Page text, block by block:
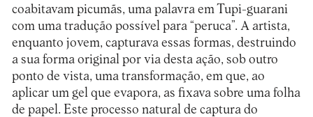
coabitavam picumãs, uma palavra em Tupi-guarani
com uma tradução possível para “peruca”. A artista,
enquanto jovem, capturava essas formas, destruindo
a sua forma original por via desta ação, sob outro
ponto de vista, uma transformação, em que, ao
aplicar um gel que evapora, as fixava sobre uma folha
de papel. Este processo natural de captura do